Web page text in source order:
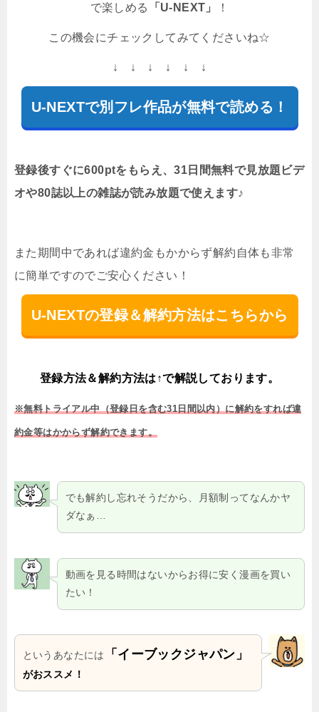
で楽しめる
「U-NEXT」 ！
この機会にチェックしてみてくださいね☆
↓ ↓ ↓ ↓ ↓ ↓
U-NEXTで別フレ作品が無料で読める！
登録後すぐに600ptをもらえ、31日間無料で見放題ビデ
オや80誌以上の雑誌が読み放題で使えます♪
また期間中であれば違約金もかからず解約自体も非常
に簡単ですのでご安心ください！
U-NEXTの登録＆解約方法はこちらから
登録方法＆解約方法は↑で解説しております。
※無料トライアル中（登録日を含む31日間以内）に解約をすれば違
約金等はかからず解約できます。
でも解約し忘れそうだから、月額制ってなんかヤ
ダなぁ…
動画を見る時間はないからお得に安く漫画を買い
たい！
というあなたには 「イーブックジャパン」
がおススメ！